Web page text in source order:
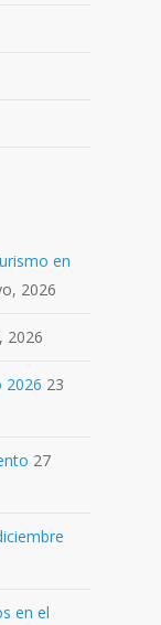
en
2026
2026
2026 23
27
en el